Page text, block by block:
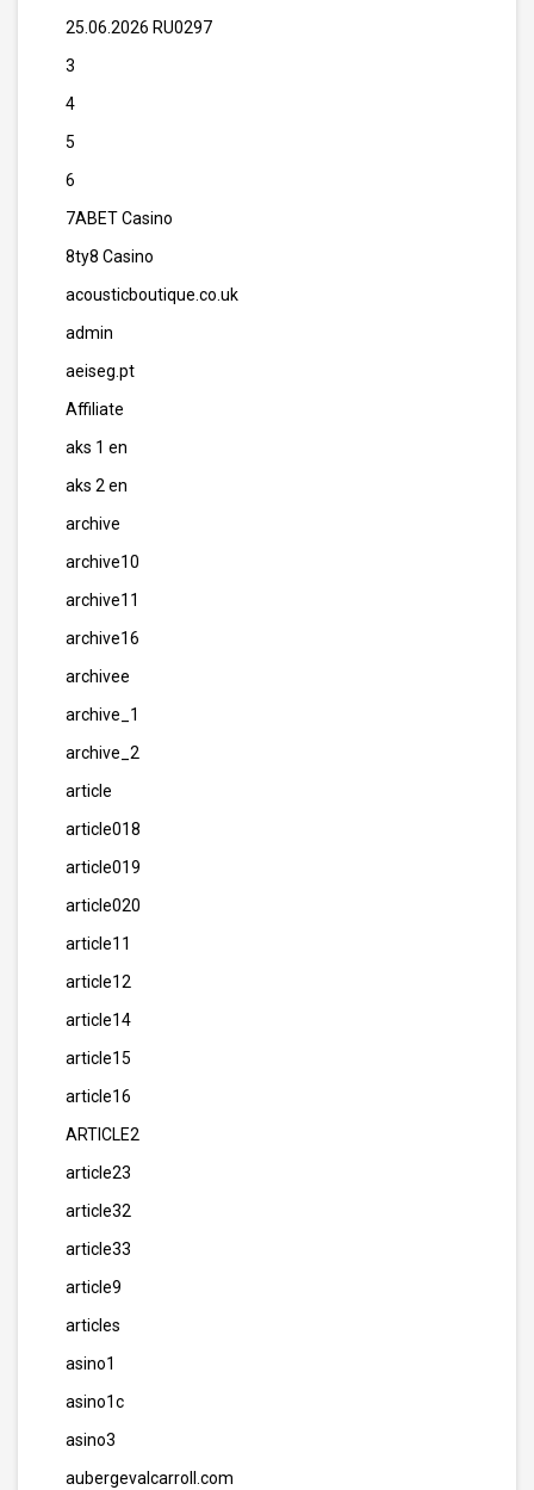
25.06.2026 RU0297
3
4
5
6
7ABET Casino
8ty8 Casino
acousticboutique.co.uk
admin
aeiseg.pt
Affiliate
aks 1 en
aks 2 en
archive
archive10
archive11
archive16
archivee
archive_1
archive_2
article
article018
article019
article020
article11
article12
article14
article15
article16
ARTICLE2
article23
article32
article33
article9
articles
asino1
asino1c
asino3
aubergevalcarroll.com